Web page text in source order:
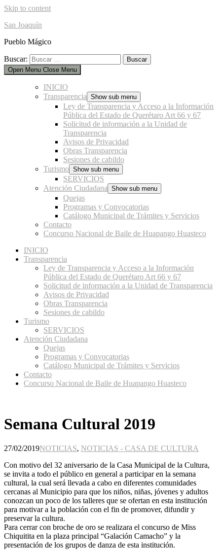
Skip to content
San Joaquín
Pueblo Mágico
Buscar:
Open Menu Close Menu
INICIO
Transparencia Show sub menu
Ley de Transparencia y Acceso a la Información
Pública del Estado de Querétaro Art 66 y 67
Solicitud de información a la Unidad de
Transparencia
Avisos de Privacidad
Obras Transparencia
Sesiones de cabildo
Turismo Show sub menu
SERVICIOS
Atención Ciudadana Show sub menu
Quejas
Programas y Convocatorias
Catálogo Municipal de Trámites y Servicios
Contacto
Concurso Nacional de Baile de Huapango Huasteco
INICIO
Transparencia
Ley de Transparencia y Acceso a la Información
Pública del Estado de Querétaro Art 66 y 67
Solicitud de información a la Unidad de Transparencia
Avisos de Privacidad
Obras Transparencia
Sesiones de cabildo
Turismo
SERVICIOS
Atención Ciudadana
Quejas
Programas y Convocatorias
Catálogo Municipal de Trámites y Servicios
Contacto
Concurso Nacional de Baile de Huapango Huasteco
Semana Cultural 2019
27/02/2019NOTICIAS, NOTICIAS - CASA DE CULTURA
Con motivo del 32 aniversario de la Casa Municipal de la Cultura,
se invita a todo el público en general a participar en la semana
cultural, la cual será llevada a cabo en diferentes comunidades
cercanas al Municipio para que los niños, niñas, jóvenes y adultos
conozcan un poco de los talleres que se ofertan en esta institución
para motivar a la población con el fin de promover, difundir y
preservar la cultura.
Para cerrar con broche de oro se realizara el concurso de Miss
Chiquitita en la plaza principal “Galación Camacho” y la
presentación de los grupos de danza de esta institución.